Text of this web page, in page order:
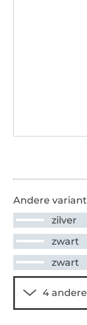
Andere
zilver
zwart
zwart